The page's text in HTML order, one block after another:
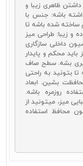
ظاهری زیبا و
باشه: جنس با
ساخته شده باشه تا
و زیبا: طراحی میز
داخلی سازگاری
محکم و پایدار
بشه. سطح صاف
بتونید به راحتی
بشین. ابعاد
روزمره باشه.
میز، میتونید از
محافظ استفاده